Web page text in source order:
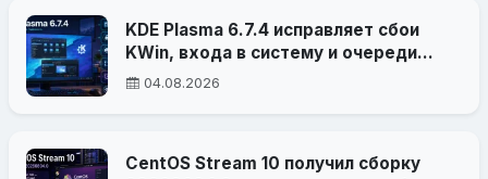
KDE Plasma 6.7.4 исправляет сбои
KWin, входа в систему и очереди
печати
04.08.2026
CentOS Stream 10 получил сборку